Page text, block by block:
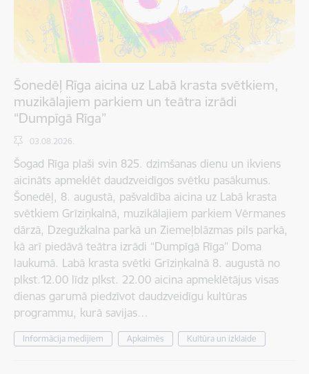
Šonedēļ Rīga aicina uz Labā krasta svētkiem,
muzikālajiem parkiem un teātra izrādi
“Dumpīgā Rīga”
03.08.2026.
Šogad Rīga plaši svin 825. dzimšanas dienu un ikviens
aicināts apmeklēt daudzveidīgos svētku pasākumus.
Šonedēļ, 8. augustā, pašvaldība aicina uz Labā krasta
svētkiem Grīziņkalnā, muzikālajiem parkiem Vērmanes
dārzā, Dzegužkalna parkā un Ziemeļblāzmas pils parkā,
kā arī piedāvā teātra izrādi “Dumpīgā Rīga” Doma
laukumā. Labā krasta svētki Grīziņkalnā 8. augustā no
plkst.12.00 līdz plkst. 22.00 aicina apmeklētājus visas
dienas garumā piedzīvot daudzveidīgu kultūras
programmu, kurā savijas…
Informācija medijiem Apkaimēs Kultūra un izklaide